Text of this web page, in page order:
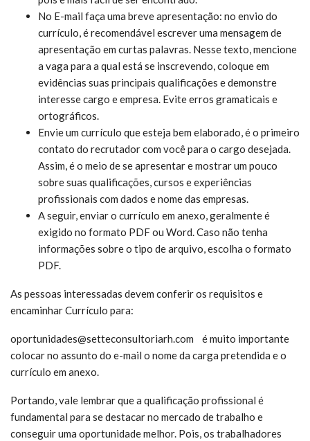
No E-mail faça uma breve apresentação: no envio do
currículo, é recomendável escrever uma mensagem de
apresentação em curtas palavras. Nesse texto, mencione
a vaga para a qual está se inscrevendo, coloque em
evidências suas principais qualificações e demonstre
interesse cargo e empresa. Evite erros gramaticais e
ortográficos.
Envie um currículo que esteja bem elaborado, é o primeiro
contato do recrutador com você para o cargo desejada.
Assim, é o meio de se apresentar e mostrar um pouco
sobre suas qualificações, cursos e experiências
profissionais com dados e nome das empresas.
A seguir, enviar o currículo em anexo, geralmente é
exigido no formato PDF ou Word. Caso não tenha
informações sobre o tipo de arquivo, escolha o formato
PDF.
As pessoas interessadas devem conferir os requisitos e
encaminhar Currículo para:
oportunidades@setteconsultoriarh.com é muito importante
colocar no assunto do e-mail o nome da carga pretendida e o
currículo em anexo.
Portando, vale lembrar que a qualificação profissional é
fundamental para se destacar no mercado de trabalho e
conseguir uma oportunidade melhor. Pois, os trabalhadores